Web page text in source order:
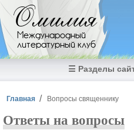
Перейти к основному содержанию
Омилия
Международный
литературный клуб
☰ Разделы
Вы здесь
Главная Вопросы священнику
Ответы на вопросы